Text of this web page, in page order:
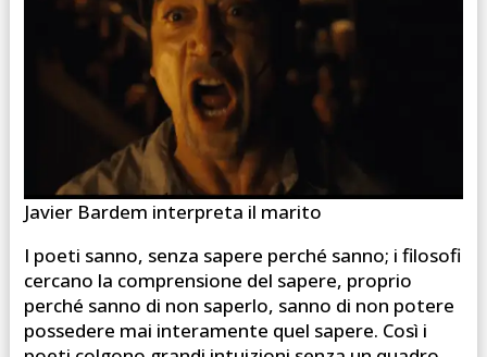
Javier Bardem interpreta il marito
I poeti sanno, senza sapere perché sanno; i filosofi
cercano la comprensione del sapere, proprio
perché sanno di non saperlo, sanno di non potere
possedere mai interamente quel sapere. Così i